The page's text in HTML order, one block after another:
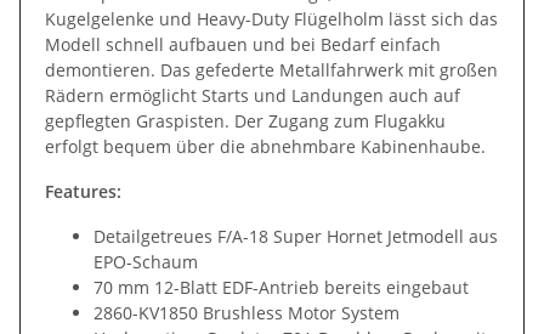
Kugelgelenke und Heavy-Duty Flügelholm lässt sich das
Modell schnell aufbauen und bei Bedarf einfach
demontieren. Das gefederte Metallfahrwerk mit großen
Rädern ermöglicht Starts und Landungen auch auf
gepflegten Graspisten. Der Zugang zum Flugakku
erfolgt bequem über die abnehmbare Kabinenhaube.
Features:
Detailgetreues F/A-18 Super Hornet Jetmodell aus
EPO-Schaum
70 mm 12-Blatt EDF-Antrieb bereits eingebaut
2860-KV1850 Brushless Motor System